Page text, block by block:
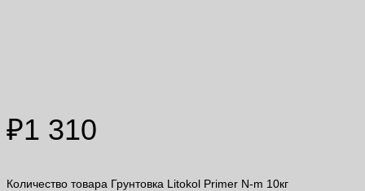
₽1 310
Количество товара Грунтовка Litokol Primer N-m 10кг